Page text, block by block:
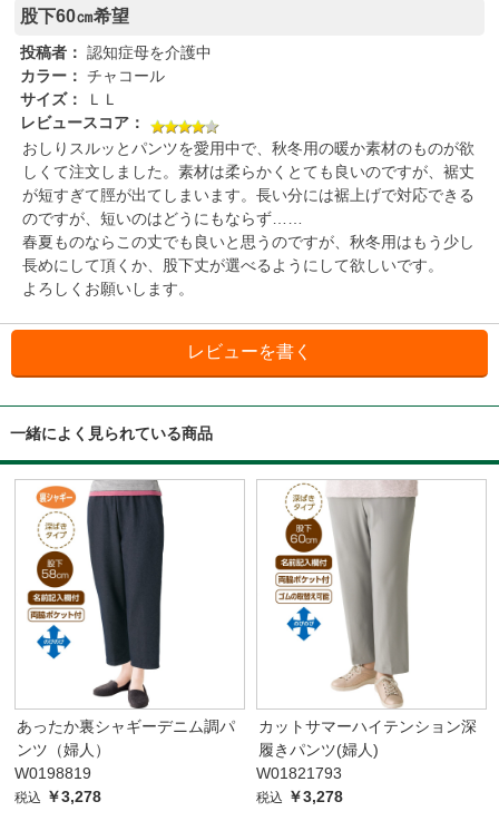
股下60㎝希望
投稿者： 認知症母を介護中
カラー： チャコール
サイズ：
ＬＬ
レビュースコア：
おしりスルッとパンツを愛用中で、秋冬用の暖か素材のものが欲
しくて注文しました。素材は柔らかくとても良いのですが、裾丈
が短すぎて脛が出てしまいます。長い分には裾上げで対応できる
のですが、短いのはどうにもならず……
春夏ものならこの丈でも良いと思うのですが、秋冬用はもう少し
長めにして頂くか、股下丈が選べるようにして欲しいです。
よろしくお願いします。
一緒によく見られている商品
あったか裏シャギーデニム調パ
ンツ（婦人）
W0198819
税込 ￥3,278
カットサマーハイテンション深
履きパンツ(婦人)
W01821793
税込 ￥3,278